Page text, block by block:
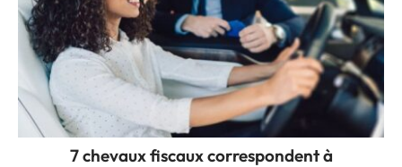
7 chevaux fiscaux correspondent à